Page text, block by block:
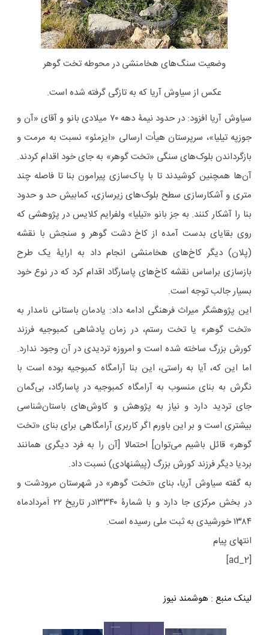
وضعیت سنگ‌های هخامنشی در محوطه تخت گوهر
عکس از سیاوش آریا که به تازگی گرفته شده است.
سیاوش آریا افزود: در حدود نیمۀ دهه ۷۰ میلادی بانو و آقای «آن و
جوزپه تیلیا»، سرپرستان هیأت ارسالی «ایزمئو» نسبت به مرمت و
بازگرداندن بلوک‌های سنگی «تخت گوهر» به جای خود اقدام کردند.
آن‌ها همچنین کوشیدند تا با پاک‌سازی پیرامون بنا تا فاصله چند
متری و آشکارسازی سطح بلوک‌های زیرسازی، کمابیش حد و حدود
بنا را آشکار کنند. به جز بانو «تیلیا» ولفرایم کلایس در پژوهشی که
روی بقایای بدست آمده از کاخ دشت گوهر و سنجش با نقشه
(پلان) دیگر کاخ‌های هخامنشی انجام داد به ارایۀ یک طرح
بازسازی براساس نقشه کاخ‌های پاسارگاد اقدام کرد که در نوع خود
بسیار جالب توجه است.
این پژوهشگر میراث فرهنگی ادامه داد: یادمان باستانی نامدار به
«تخت گوهر» یا تخت رستم، در زمان پادشاهی کمبوجیه فرزند
کورش بزرگ ساخته شده است و امروزه تردیدی در آن وجود ندارد.
اما این که، آیا به راستی، این بنا آرامگاه کمبوجیه بوده است با
نگرش به بنای منسوب به آرامگاه کمبوجیه در پاسارگاد، بی‌گمان
جای تردید دارد و نیاز به پژوهش و کاوش‌های باستان‌شناسی
بیشتری است و بر این باورم اگر کاربری آرامگاهی برای بنای «تخت
گوهر» قائل باشیم می‌توان] احتمالا [آن را به فرد دیگری همانند
بردیا دیگر فرزند کورش بزرگ (پیشنهادی) نسبت داد.
به گفته سیاوش آریا، بنای «تخت گوهر» در شهرستان مرودشت و
در بخش مرکزی جا دارد و با شمارۀ ۱۳۳۴۰در تاریخ ۲۲ اَمردادماه
۱۳۸۴ خورشیدی به ثبت ملی رسیده است.
انتهای پیام
[ad_2]
لینک منبع : هوشمند نیوز